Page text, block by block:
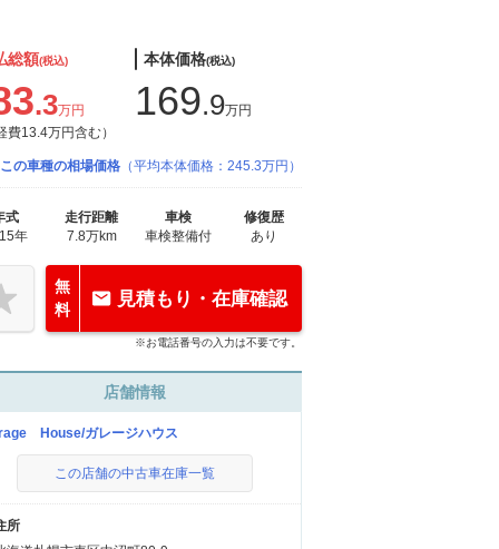
総額(税込)
.3万円
費13.4万円含む）
本体価格(税込)
169.9万円
この車種の相場価格 （平均本体価格：245.3万円）
式
年
走行距離
7.8万km
車検
車検整備付
修復歴
あり
無
料
見積もり・在庫確認
※お電話番号の入力は不要です。
店舗情報
House/ガレージハウス
この店舗の中古車在庫一覧
所